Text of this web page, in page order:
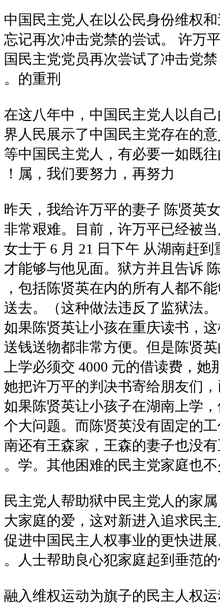
中国民主党人在以公民身份维权
忘记再次冲击党禁的尝试。 许万
国民主党党员再次尝试了冲击党
的重刑。
在这八年中，中国民主党人以自
界人民展示了中国民主党存在的
等中国民主党人，有必要一如既
属，我们要努力，再努力！
昨天，我给许万平的妻子 陈贤英
非常艰难。目前，许万平已经被
女士于 6 月 21 日下午 从湖南赶
才能够与他见面。狱方并且告诉
，包括陈贤英在内的所有人都不
送去。（这种做法违反了监狱法
如果陈贤英让小孩在重庆读书，
送钱送物都非常方便。但是陈贤
上学必须交 4000 元的借读费，
她把许万平的判决书寄给朋友们
如果陈贤英让小孩子在湖南上学
个大问题。而陈贤英没有固定的
南还有王森家，王森的妻子也没
学。其他困难的民主党家庭也不
民主党人帮助狱中民主党人的家
大家庭的爱，这对新进入追求民
促进中国民主人权事业的更快进
人士帮助良心犯家庭起到垂范的
融入维权运动为旗子的民主人权